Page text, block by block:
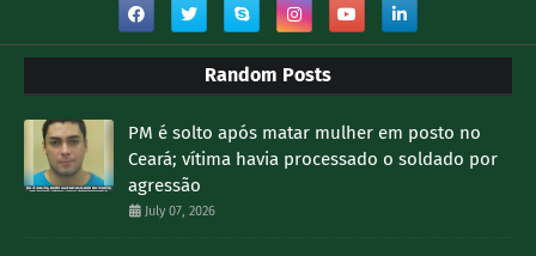
Random Posts
PM é solto após matar mulher em posto no
Ceará; vítima havia processado o soldado por
agressão
July 07, 2026